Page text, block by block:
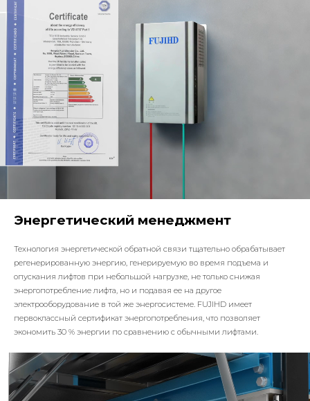
Энергетический менеджмент
Технология энергетической обратной связи тщательно обрабатывает
регенерированную энергию, генерируемую во время подъема и
опускания лифтов при небольшой нагрузке, не только снижая
энергопотребление лифта, но и подавая ее на другое
электрооборудование в той же энергосистеме. FUJIHD имеет
первоклассный сертификат энергопотребления, что позволяет
экономить 30 % энергии по сравнению с обычными лифтами.